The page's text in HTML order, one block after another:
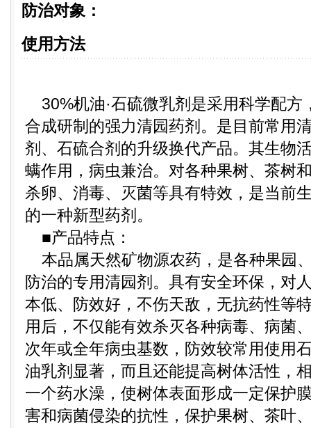
防治对象：
使用方法
30%机油·石硫微乳剂是采用科学配方
合成研制的强力清园药剂。是目前常用
剂、石硫合剂的升级换代产品。其生物
螨作用，病虫兼治。对各种果树、茶树
杀卵、消毒、灭菌等具有特效，是当前
的一种新型药剂。
■产品特点：
本品属天然矿物源农药，是各种果园
防治的专用清园剂。具有安全环保，对
本低、防效好，不伤天敌，无抗药性等
用后，不仅能有效杀灭各种病毒、病菌
次年或全年病虫基数，防效较常用使用
油乳剂显著，而且还能提高树体活性，
一个药水澡，使树体表面形成一定保护
害和病菌侵染的抗性，保护果树、茶叶